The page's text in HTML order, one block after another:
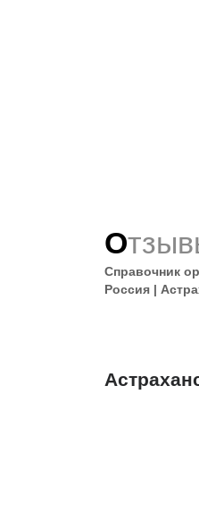
Справочник
Россия |